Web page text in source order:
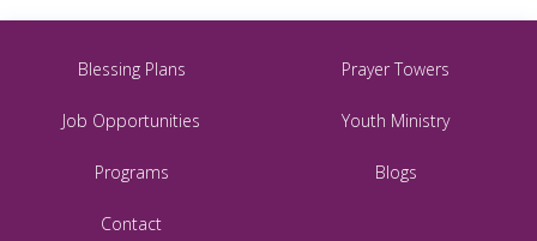
Blessing Plans Prayer Towers
Job Opportunities Youth Ministry
Programs Blogs
Contact